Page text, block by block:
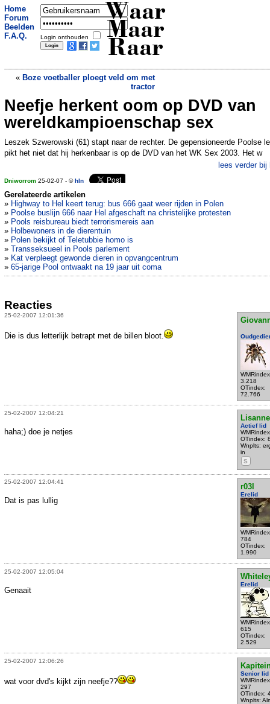
Home
Forum
Beelden
F.A.Q.
Login onthouden
Waar
Maar
Raar
« Boze voetballer ploegt veld om met
tractor
Meisje struikelt over mammoetbot »
Neefje herkent oom op DVD van
wereldkampioenschap sex
Leszek Szwerowski (61) stapt naar de rechter. De gepensioneerde Poolse
pikt het niet dat hij herkenbaar is op de DVD van het WK Sex 2003. Het w
lees verder bij
Dniworrom 25-02-07 - ©hln
Gerelateerde artikelen
» Highway to Hel keert terug: bus 666 gaat weer rijden in Polen
» Poolse buslijn 666 naar Hel afgeschaft na christelijke protesten
» Pools reisbureau biedt terrorismereis aan
» Holbewoners in de dierentuin
» Polen bekijkt of Teletubbie homo is
» Transseksueel in Pools parlement
» Kat verpleegt gewonde dieren in opvangcentrum
» 65-jarige Pool ontwaakt na 19 jaar uit coma
Reacties
25-02-2007 12:01:36
3.218
OTindex:
72.766
Die is dus letterlijk betrapt met de billen bloot.
25-02-2007 12:04:21
Lisanne
Actief lid
OTindex:
Wnplts:
in
S
haha;) doe je netjes
25-02-2007 12:04:41
r03l
Erelid
784
OTindex:
1.990
Dat is pas lullig
25-02-2007 12:05:04
Erelid
615
OTindex:
2.529
Genaait
25-02-2007 12:06:26
Senior lid
297
OTindex:
Wnplts:
wat voor dvd's kijkt zijn neefje??